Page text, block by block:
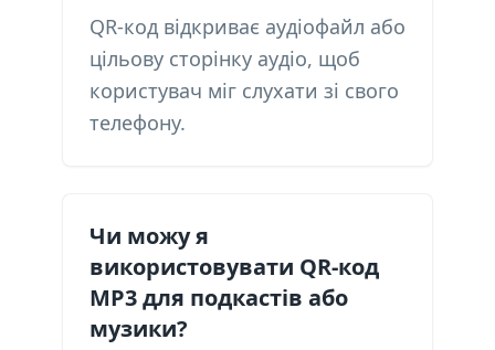
QR-код відкриває аудіофайл або
цільову сторінку аудіо, щоб
користувач міг слухати зі свого
телефону.
Чи можу я
використовувати QR-код
MP3 для подкастів або
музики?